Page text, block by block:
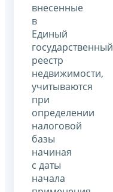
внесенные
в
Единый
государственный
реестр
недвижимости,
учитываются
при
определении
налоговой
базы
начиная
с даты
начала